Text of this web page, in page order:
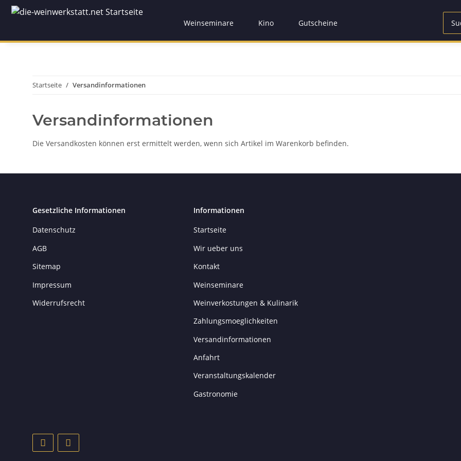
Weinseminare Kino Gutscheine
Startseite Versandinformationen
Versandinformationen
Die Versandkosten können erst ermittelt werden, wenn sich Artikel im Warenkorb befinden.
Gesetzliche Informationen
Datenschutz
AGB
Sitemap
Impressum
Widerrufsrecht
Informationen
Startseite
Wir ueber uns
Kontakt
Weinseminare
Weinverkostungen & Kulinarik
Zahlungsmoeglichkeiten
Versandinformationen
Anfahrt
Veranstaltungskalender
Gastronomie